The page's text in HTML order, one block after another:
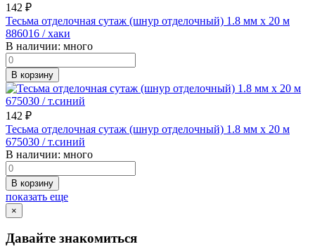
142 ₽
Тесьма отделочная сутаж (шнур отделочный) 1.8 мм х 20 м
886016 / хаки
В наличии: много
В корзину
142 ₽
Тесьма отделочная сутаж (шнур отделочный) 1.8 мм х 20 м
675030 / т.синий
В наличии: много
В корзину
показать еще
×
Давайте знакомиться